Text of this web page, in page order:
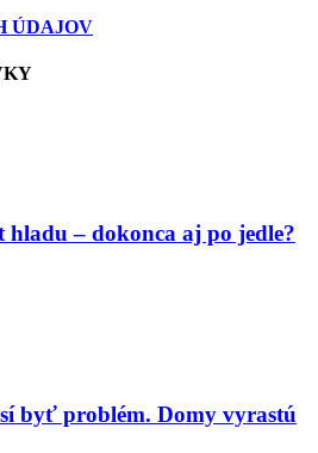
ÚDAJOV
hladu – dokonca aj po jedle?
byť problém. Domy vyrastú